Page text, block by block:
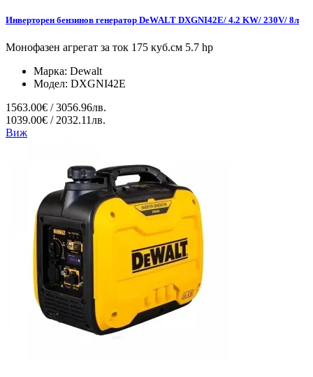
Инверторен бензинов генератор DeWALT DXGNI42E/ 4.2 KW/ 230V/ 8л
Монофазен агрегат за ток 175 куб.см 5.7 hp
Марка: Dewalt
Модел: DXGNI42E
1563.00€ / 3056.96лв.
1039.00€ / 2032.11лв.
Виж